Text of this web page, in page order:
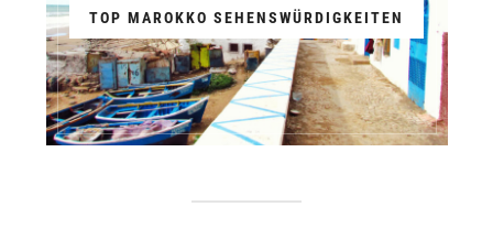
TOP MAROKKO SEHENSWÜRDIGKEITEN